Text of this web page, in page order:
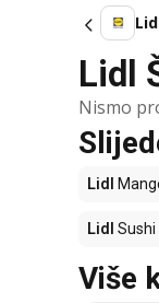
Lidl
Nismo
Lidl
Lidl Sushi
Više